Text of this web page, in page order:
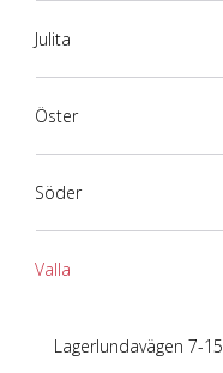
Julita
Öster
Söder
Valla
Lagerlundavägen 7-15